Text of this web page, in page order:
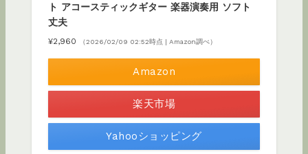
ト アコースティックギター 楽器演奏用 ソフト
丈夫
¥2,960 （2026/02/09 02:52時点 | Amazon調べ）
Amazon
楽天市場
Yahooショッピング